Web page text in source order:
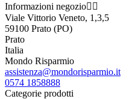
Informazioni negozio 
Viale Vittorio Veneto, 1,3,5
59100 Prato (PO)
Prato
Italia
Mondo Risparmio
assistenza@mondorisparmio.it
0574 1858888
Categorie prodotti